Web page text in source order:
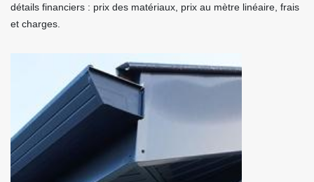
détails financiers : prix des matériaux, prix au mètre linéaire, frais
et charges.